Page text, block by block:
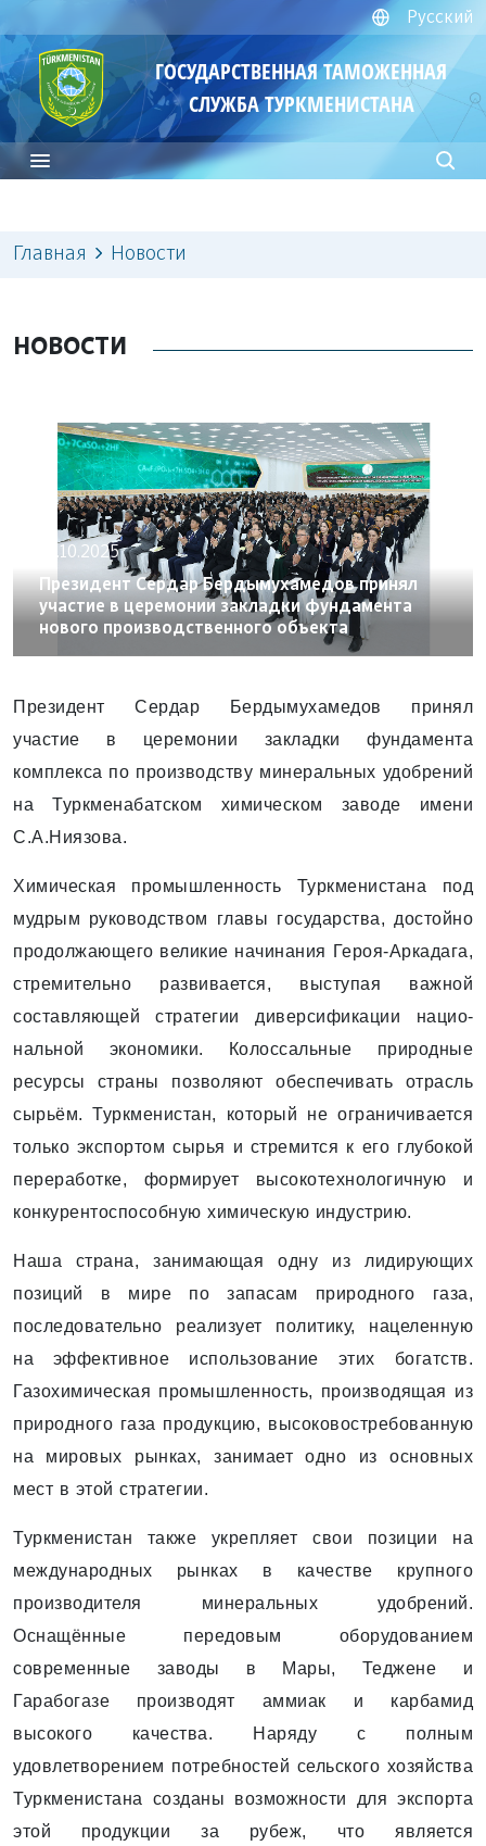
Русский
ГОСУДАРСТВЕННАЯ ТАМОЖЕННАЯ
СЛУЖБА ТУРКМЕНИСТАНА
Главная Новости
НОВОСТИ
16.10.2025
Президент Сердар Бердымухамедов принял
участие в церемонии закладки фундамента
нового производственного объекта
Президент Сердар Бердымухамедов принял
участие в церемонии закладки фундамента
комплекса по производству минеральных удобрений
на Туркмен­абатском химическом заводе имени
С.А.Ниязова.
Химическая промышленность Туркменистана под
мудрым руководством главы государства, достойно
продолжающего великие начинания Героя-Аркадага,
стремительно развивается, выступая важной
составляющей стратегии диверсификации нацио­
нальной экономики. Колоссальные природные
ресурсы страны позволяют обеспечивать отрасль
сырьём. Туркменистан, который не ограничивается
только экспортом сырья и стремится к его глубокой
переработке, формирует высокотехнологичную и
конкурентоспособную химическую индустрию.
Наша страна, занимающая одну из лидирующих
позиций в мире по запасам природного газа,
последовательно реализует политику, нацеленную
на эффективное использование этих богатств.
Газохимическая промышленность, производящая из
природного газа продукцию, высоковостребованную
на мировых рынках, занимает одно из основных
мест в этой стратегии.
Туркменистан также укрепляет свои позиции на
международных рынках в качестве крупного
производителя минеральных удобрений.
Оснащённые передовым оборудованием
современные заводы в Мары, Теджене и
Гарабогазе производят аммиак и карбамид
высокого качества. Наряду с полным
удовлетворением потребностей сельского хозяйства
Туркменистана созданы возможности для экспорта
этой продукции за рубеж, что является